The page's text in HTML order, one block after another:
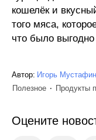
кошелёк и
того мяса,
что было
Автор: Игорь Мустафин
Полезное
Продукты
Оцените